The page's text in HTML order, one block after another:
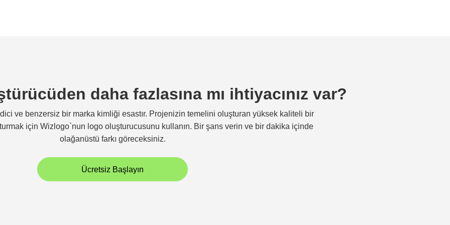
daha fazlasına mı ihtiyacınız var?
ve benzersiz bir marka kimliği esastır. Projenizin temelini oluşturan yüksek kaliteli bir
için Wizlogo`nun logo oluşturucusunu kullanın. Bir şans verin ve bir dakika içinde
olağanüstü farkı göreceksiniz.
Ücretsiz Başlayın